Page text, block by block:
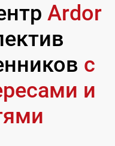
Ardor
с
и